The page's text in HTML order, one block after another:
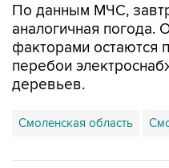
По данным МЧС,
аналогичная погода.
факторами остаются
перебои
деревьев.
Смоленская область